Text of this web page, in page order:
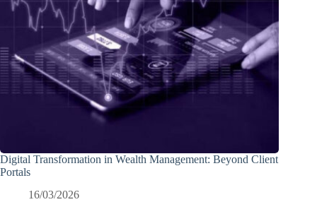
Digital Transformation in Wealth Management: Beyond Client
Portals
16/03/2026